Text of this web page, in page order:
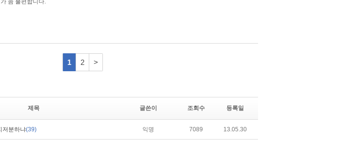
제목 글쓴이 조회수 등록일
저분하냐(39) 익명 7089 13.05.30